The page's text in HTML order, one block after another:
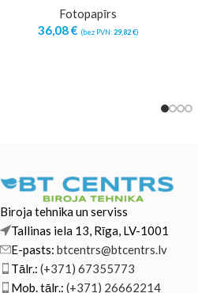
Fotopapīrs
36,08€ (bez PVN:29,82€)
Biroja tehnika un serviss
Tallinas iela 13, Rīga, LV-1001
E-pasts: btcentrs@btcentrs.lv
Tālr.: (+371) 67355773
Mob. tālr.: (+371) 26662214